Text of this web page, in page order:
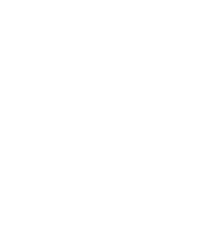
。 そしてレビュ